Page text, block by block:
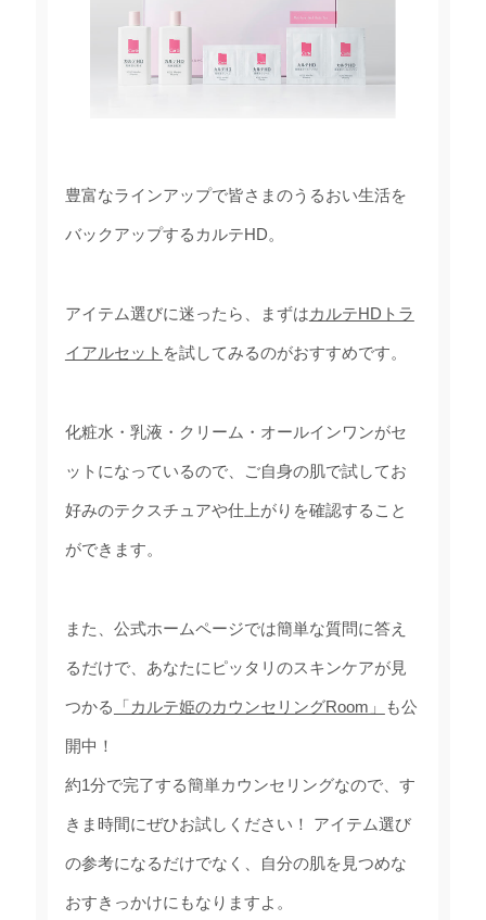
豊富なラインアップで皆さまのうるおい生活を
バックアップするカルテHD。
アイテム選びに迷ったら、まずはカルテHDトラ
イアルセット を試してみるのがおすすめです。
化粧水・乳液・クリーム・オールインワンがセ
ットになっているので、ご自身の肌で試してお
好みのテクスチュアや仕上がりを確認すること
ができます。
また、公式ホームページでは簡単な質問に答え
るだけで、あなたにピッタリのスキンケアが見
つかる 「カルテ姫のカウンセリングRoom」 も公
開中！
約1分で完了する簡単カウンセリングなので、す
きま時間にぜひお試しください！ アイテム選び
の参考になるだけでなく、自分の肌を見つめな
おすきっかけにもなりますよ。